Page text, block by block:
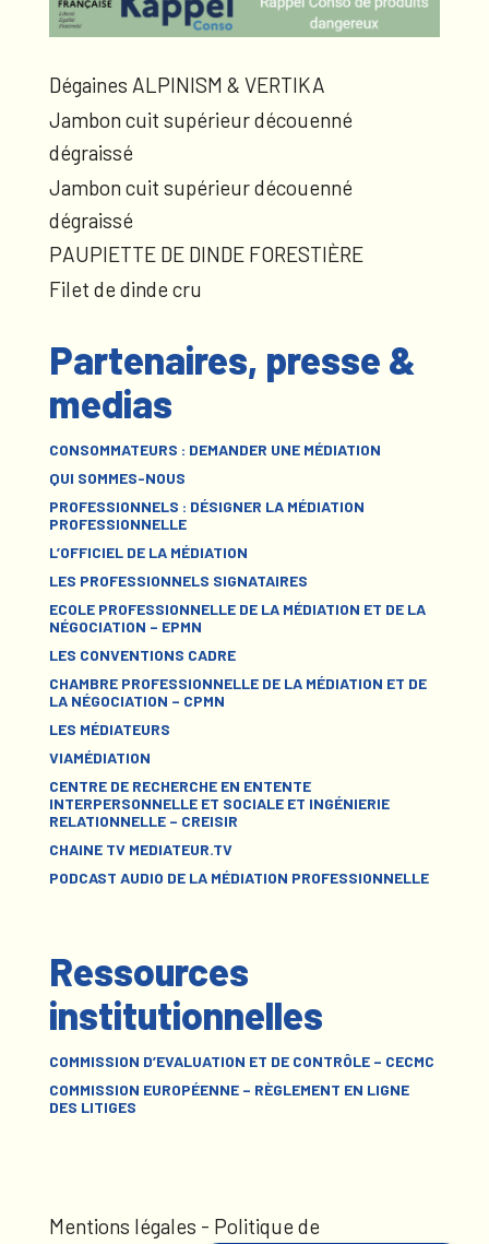
Dégaines ALPINISM & VERTIKA
Jambon cuit supérieur découenné
dégraissé
Jambon cuit supérieur découenné
dégraissé
PAUPIETTE DE DINDE FORESTIÈRE
Filet de dinde cru
Partenaires, presse &
medias
CONSOMMATEURS : DEMANDER UNE MÉDIATION
QUI SOMMES-NOUS
PROFESSIONNELS : DÉSIGNER LA MÉDIATION
PROFESSIONNELLE
L’OFFICIEL DE LA MÉDIATION
LES PROFESSIONNELS SIGNATAIRES
ECOLE PROFESSIONNELLE DE LA MÉDIATION ET DE LA
NÉGOCIATION – EPMN
LES CONVENTIONS CADRE
CHAMBRE PROFESSIONNELLE DE LA MÉDIATION ET DE
LA NÉGOCIATION – CPMN
LES MÉDIATEURS
VIAMÉDIATION
CENTRE DE RECHERCHE EN ENTENTE
INTERPERSONNELLE ET SOCIALE ET INGÉNIERIE
RELATIONNELLE – CREISIR
CHAINE TV MEDIATEUR.TV
PODCAST AUDIO DE LA MÉDIATION PROFESSIONNELLE
Ressources
institutionnelles
COMMISSION D’EVALUATION ET DE CONTRÔLE – CECMC
COMMISSION EUROPÉENNE – RÈGLEMENT EN LIGNE
DES LITIGES
Mentions légales - Politique de